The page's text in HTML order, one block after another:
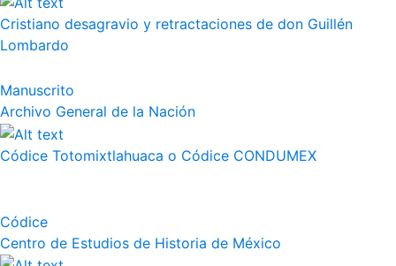
Cristiano desagravio y retractaciones de don Guillén
Lombardo
Manuscrito
Archivo General de la Nación
Códice Totomixtlahuaca o Códice CONDUMEX
Códice
Centro de Estudios de Historia de México